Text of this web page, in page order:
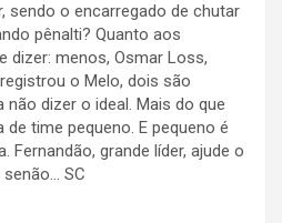
sendo o encarregado de chutar
pênalti? Quanto aos
dizer: menos, Osmar Loss,
o Melo, dois são
não dizer o ideal. Mais do que
time pequeno. E pequeno é
Fernandão, grande líder, ajude o
SC